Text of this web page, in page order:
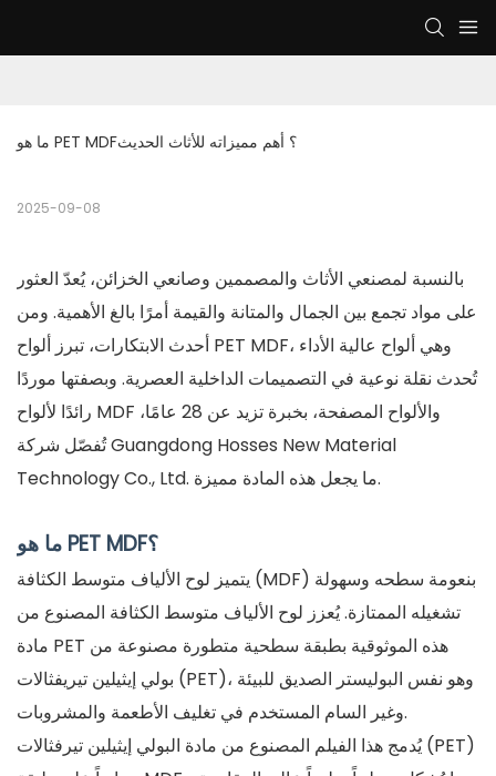
ما هو PET MDF؟ أهم مميزاته للأثاث الحديث
2025-09-08
بالنسبة لمصنعي الأثاث والمصممين وصانعي الخزائن، يُعدّ العثور
على مواد تجمع بين الجمال والمتانة والقيمة أمرًا بالغ الأهمية. ومن
أحدث الابتكارات، تبرز ألواح PET MDF، وهي ألواح عالية الأداء
تُحدث نقلة نوعية في التصميمات الداخلية العصرية. وبصفتها موردًا
رائدًا لألواح MDF والألواح المصفحة، بخبرة تزيد عن 28 عامًا،
تُفصّل شركة Guangdong Hosses New Material
Technology Co., Ltd. ما يجعل هذه المادة مميزة.
ما هو PET MDF؟
يتميز لوح الألياف متوسط ​​الكثافة (MDF) بنعومة سطحه وسهولة
تشغيله الممتازة. يُعزز لوح الألياف متوسط ​​الكثافة المصنوع من
مادة PET هذه الموثوقية بطبقة سطحية متطورة مصنوعة من
بولي إيثيلين تيريفثالات (PET)، وهو نفس البوليستر الصديق للبيئة
وغير السام المستخدم في تغليف الأطعمة والمشروبات.
يُدمج هذا الفيلم المصنوع من مادة البولي إيثيلين تيرفثالات (PET)